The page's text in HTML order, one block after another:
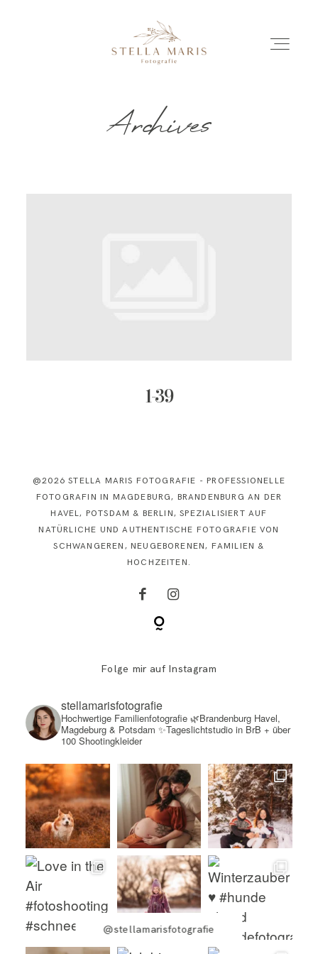
EINBLICKE
Archives
1-39
@2026 STELLA MARIS FOTOGRAFIE - PROFESSIONELLE
FOTOGRAFIN IN MAGDEBURG, BRANDENBURG AN DER
HAVEL, POTSDAM & BERLIN, SPEZIALISIERT AUF
NATÜRLICHE UND AUTHENTISCHE FOTOGRAFIE VON
SCHWANGEREN, NEUGEBORENEN, FAMILIEN &
HOCHZEITEN.
Folge mir auf Instagram
@stellamarisfotografie
stellamarisfotografie
Hochwertige Familienfotografie🌿Brandenburg Havel,
Magdeburg & Potsdam ✨Tageslichtstudio in BrB + über
100 Shootingkleider